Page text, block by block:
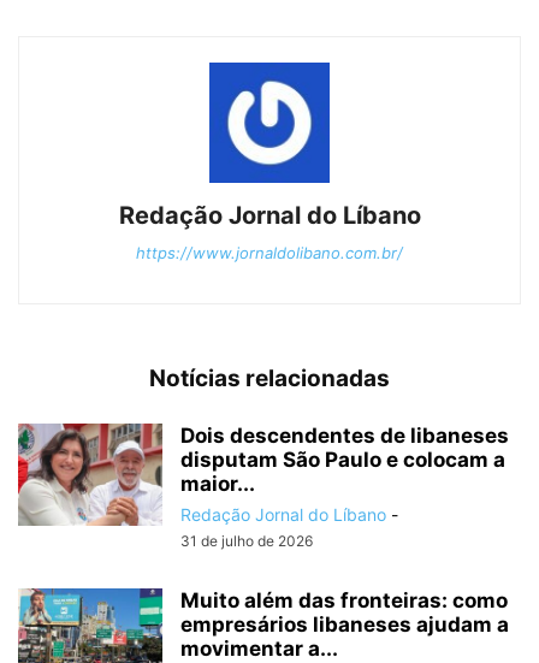
Redação Jornal do Líbano
https://www.jornaldolibano.com.br/
Notícias relacionadas
Dois descendentes de libaneses
disputam São Paulo e colocam a
maior...
Redação Jornal do Líbano -
31 de julho de 2026
Muito além das fronteiras: como
empresários libaneses ajudam a
movimentar a...